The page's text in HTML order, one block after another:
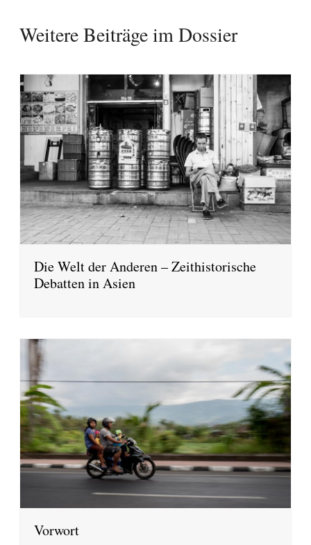
Weitere Beiträge im Dossier
Die Welt der Anderen – Zeithistorische
Debatten in Asien
Vorwort